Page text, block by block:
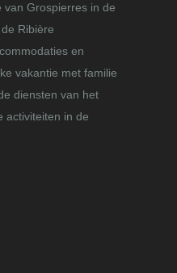
Grospierres in de
Ribière
en
vakantie met familie
diensten van het
activiteiten in de